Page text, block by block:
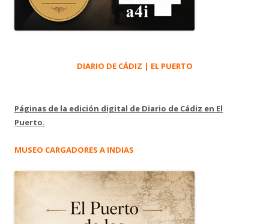
DIARIO DE CÁDIZ | EL PUERTO
Páginas de la edición digital de Diario de Cádiz en El
Puerto.
MUSEO CARGADORES A INDIAS